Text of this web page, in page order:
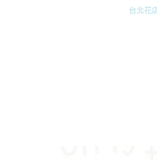
台北花